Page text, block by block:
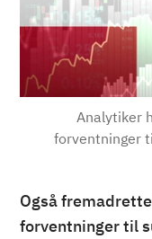
Analytiker
forventninger
Også
forventninger til